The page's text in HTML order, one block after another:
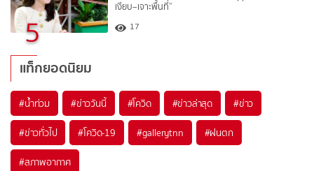
5
เงียบ–เจาะพื้นที่”
17
แท็กยอดนิยม
#น้ำท่วม #ข่าววันนี้ #โควิด #ข่าวล่าสุด #ข่าว
#ข่าวทั่วไป #โควิด-19 #gallerytnn #ฝนตก
#สภาพอากาศ